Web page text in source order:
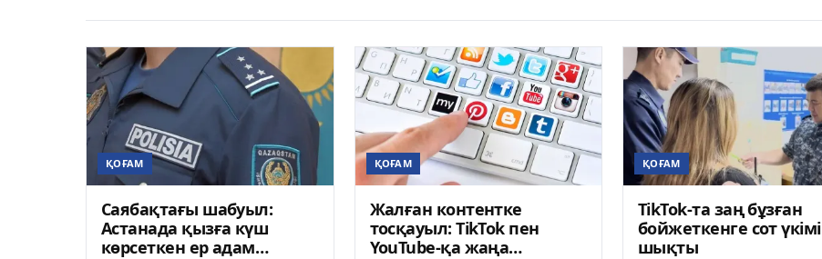
ҚОҒАМ
Саябақтағы шабуыл:
Астанада қызға күш
көрсеткен ер адам
ҚОҒАМ
Жалған контентке
тосқауыл: TikTok пен
YouTube-қа жаңа
ҚОҒАМ
TikTok-та заң бұзған
бойжеткенге сот үкімі
шықты